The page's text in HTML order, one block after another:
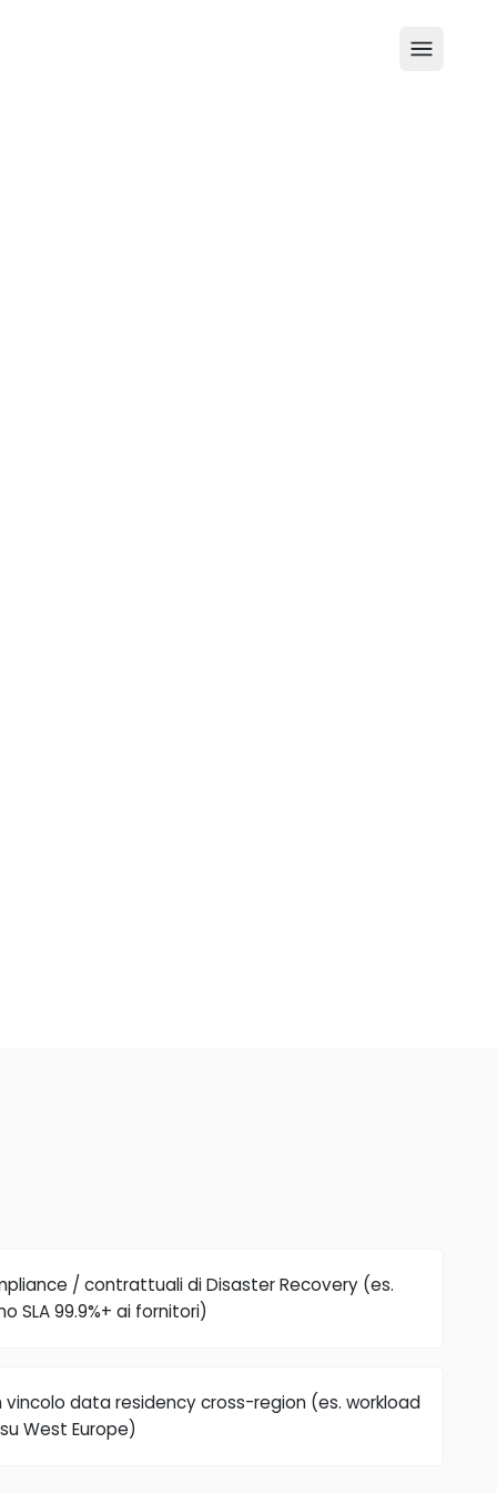
/ contrattuali di Disaster Recovery (es.
SLA 99.9%+ ai fornitori)
vincolo data residency cross-region (es. workload
West Europe)